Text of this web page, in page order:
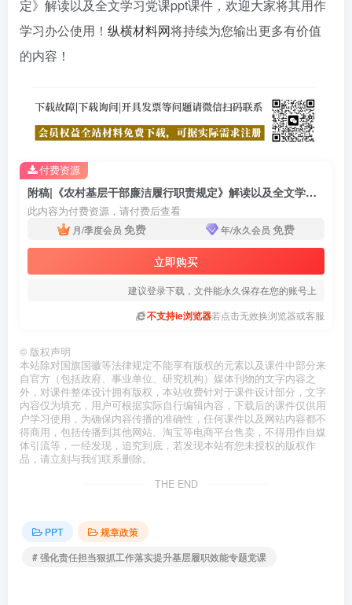
定》解读以及全文学习党课ppt课件，欢迎大家将其用作
学习办公使用！ 纵横材料网将持续为您输出更多有价值
的内容！
附稿|《农村基层干部廉洁履行职责规定》解读以及全文学习党课ppt课件
此内容为付费资源，请付费后查看
月/季度会员 免费 年/永久会员 免费
立即购买
建议登录下载，文件能永久保存在您的账号上
不支持ie浏览器若点击无效换浏览器或客服
付费资源
© 版权声明
本站除对国旗国徽等法律规定不能享有版权的元素以及课件中部分来
自官方（包括政府、事业单位、研究机构）媒体刊物的文字内容之
外，对课件整体设计拥有版权，本站收费针对于课件设计部分，文字
内容仅为填充，用户可根据实际自行编辑内容，下载后的课件仅供用
户学习使用，为确保内容传播的准确性，任何课件以及网站内容都不
得商用，包括传播到其他网站、淘宝等电商平台售卖，不得用作自媒
体引流等，一经发现，追究到底，若发现本站有您未授权的版权作
品，请立刻与我们联系删除。
THE END
PPT
规章政策
# 强化责任担当狠抓工作落实提升基层履职效能专题党课